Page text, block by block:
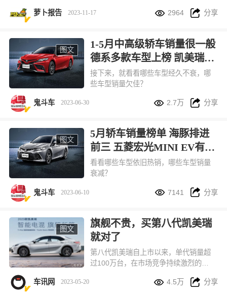
萝卜报告
2023-11-17  2964  分享
图文
1-5月中高级轿车销量很一般
德系多款车型上榜 凯美瑞第
二
接下来，就看看哪些车型经久不衰，哪
些车型销量欠佳？
鬼斗车 2023-06-30  2.7万  分享
图文
5月轿车销量榜单 海豚排进
前三 五菱宏光MINI EV有点
儿难
看看哪些车型依旧热销，哪些车型销量
衰减？
鬼斗车 2023-06-10  7141  分享
图文
旗舰不贵，买第八代凯美瑞
就对了
第八代凯美瑞自上市以来，单代销量超
过100万台，在市场竞争持续激烈的今
销，成为高性价比中高级轿车的不二之
车讯网 2023-05-20  4.5万  分享